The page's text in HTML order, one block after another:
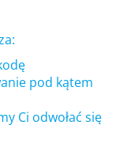
pod kątem
Ci odwołać się